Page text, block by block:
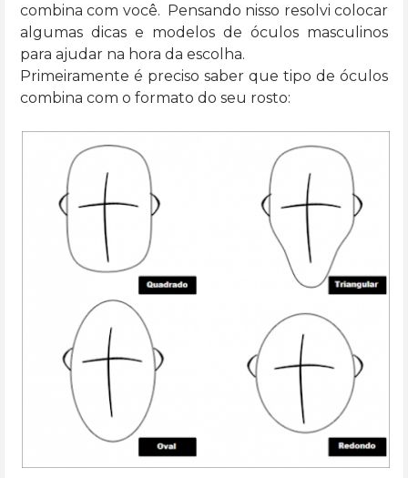
combina com você. Pensando nisso resolvi colocar
algumas dicas e modelos de óculos masculinos
para ajudar na hora da escolha.
Primeiramente é preciso saber que tipo de óculos
combina com o formato do seu rosto: